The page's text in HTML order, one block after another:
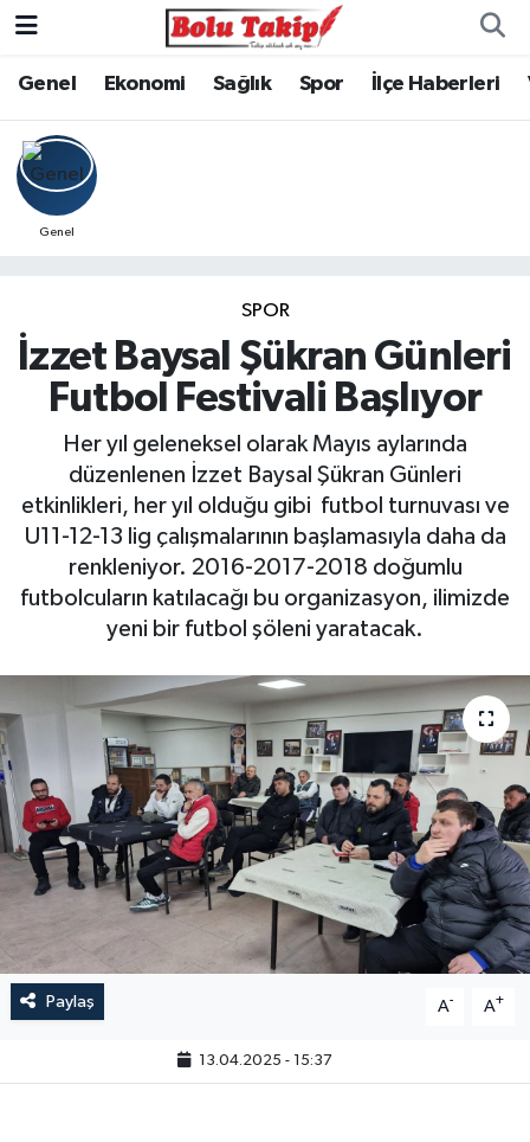
Genel Ekonomi Sağlık Spor İlçe Haberleri
Genel
SPOR
İzzet Baysal Şükran Günleri
Futbol Festivali Başlıyor
Her yıl geleneksel olarak Mayıs aylarında
düzenlenen İzzet Baysal Şükran Günleri
etkinlikleri, her yıl olduğu gibi futbol turnuvası ve
U11-12-13 lig çalışmalarının başlamasıyla daha da
renkleniyor. 2016-2017-2018 doğumlu
futbolcuların katılacağı bu organizasyon, ilimizde
yeni bir futbol şöleni yaratacak.
Paylaş A- A+
13.04.2025 - 15:37